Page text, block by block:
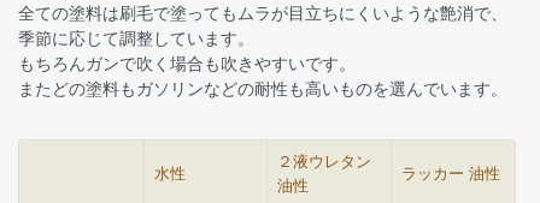
全ての塗料は刷毛で塗ってもムラが目立ちにくいような艶消で、
季節に応じて調整しています。
もちろんガンで吹く場合も吹きやすいです。
またどの塗料もガソリンなどの耐性も高いものを選んでいます。
水性
２液ウレタン
油性
ラッカー 油性